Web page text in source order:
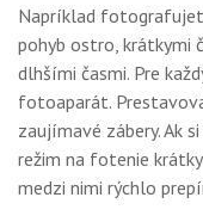
Napríklad
pohyb ostro, krátkymi
dlhšími časmi. Pre
fotoaparát.
zaujímavé zábery. Ak
režim na fotenie
medzi nimi rýchlo